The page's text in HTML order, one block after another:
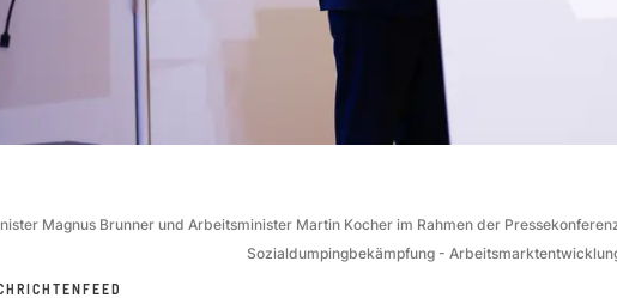
Magnus Brunner und Arbeitsminister Martin Kocher im Rahmen der
Sozialdumpingbekämpfung -